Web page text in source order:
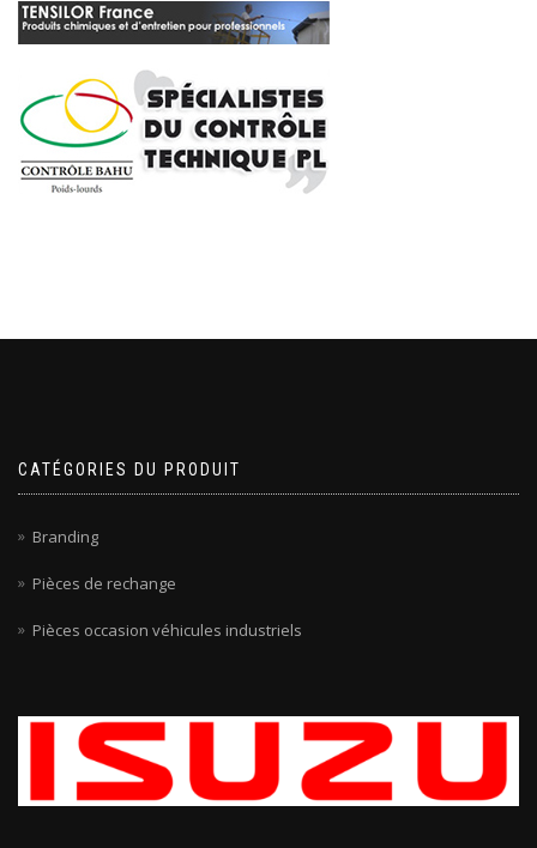
CATÉGORIES DU PRODUIT
Branding
Pièces de rechange
Pièces occasion véhicules industriels